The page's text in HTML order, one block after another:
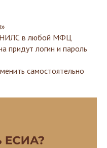
в любой МФЦ
придут логин и пароль
самостоятельно